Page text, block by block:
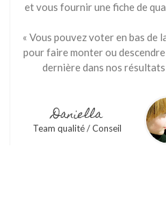
et vous fournir une fiche de
« Vous pouvez voter en bas de
pour faire monter ou
dernière dans nos résultats
Daniella
Team qualité / Conseil